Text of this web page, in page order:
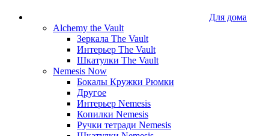
Для дома
Alchemy the Vault
Зеркала The Vault
Интерьер The Vault
Шкатулки The Vault
Nemesis Now
Бокалы Кружки Рюмки
Другое
Интерьер Nemesis
Копилки Nemesis
Ручки тетради Nemesis